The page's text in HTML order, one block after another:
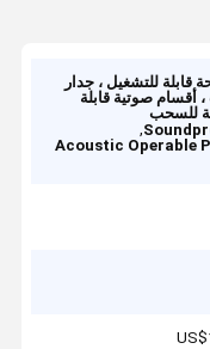
قابلة للتشغيل ، جدار
صوتية قابلة
للسحب
,
Acoustic Operable